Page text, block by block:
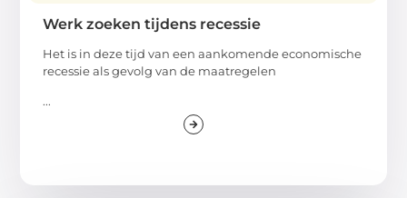
Werk zoeken tijdens recessie
Het is in deze tijd van een aankomende economische
recessie als gevolg van de maatregelen
...